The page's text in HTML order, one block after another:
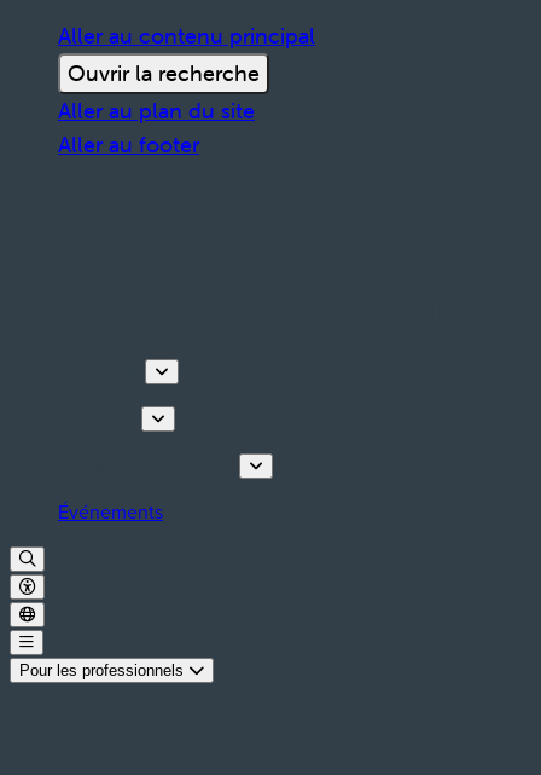
Aller au contenu principal
Ouvrir la recherche
Aller au plan du site
Aller au footer
Événements
Pour les professionnels